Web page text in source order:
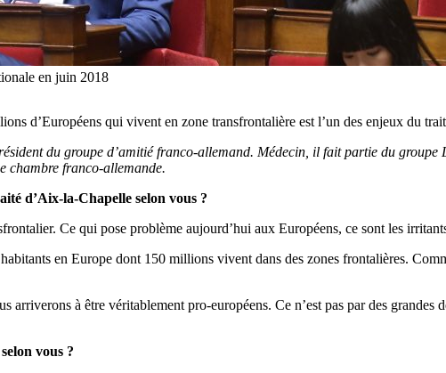
en juin 2018
d’Européens qui vivent en zone transfrontalière est l’un des enjeux du
du groupe d’amitié franco-allemand. Médecin, il fait partie du
chambre franco-allemande.
d’Aix-la-Chapelle selon vous ?
Ce qui pose problème aujourd’hui aux Européens, ce sont les
en Europe dont 150 millions vivent dans des zones frontalières.
arriverons à être véritablement pro-européens. Ce n’est pas par des
vous ?